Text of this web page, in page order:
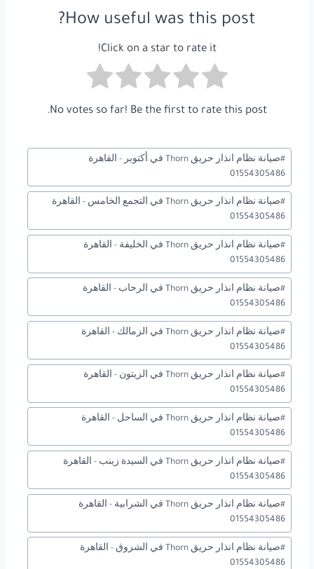
How useful was this post?
Click on a star to rate it!
No votes so far! Be the first to rate this post.
وسوم
المقال:
#
صيانة نظام انذار حريق Thorn في أكتوبر - القاهرة
01554305486
#
صيانة نظام انذار حريق Thorn في التجمع الخامس - القاهرة
01554305486
#
صيانة نظام انذار حريق Thorn في الخليفة - القاهرة
01554305486
#
صيانة نظام انذار حريق Thorn في الرحاب - القاهرة
01554305486
#
صيانة نظام انذار حريق Thorn في الزمالك - القاهرة
01554305486
#
صيانة نظام انذار حريق Thorn في الزيتون - القاهرة
01554305486
#
صيانة نظام انذار حريق Thorn في الساحل - القاهرة
01554305486
#
صيانة نظام انذار حريق Thorn في السيدة زينب - القاهرة
01554305486
#
صيانة نظام انذار حريق Thorn في الشرابية - القاهرة
01554305486
#
صيانة نظام انذار حريق Thorn في الشروق - القاهرة
01554305486